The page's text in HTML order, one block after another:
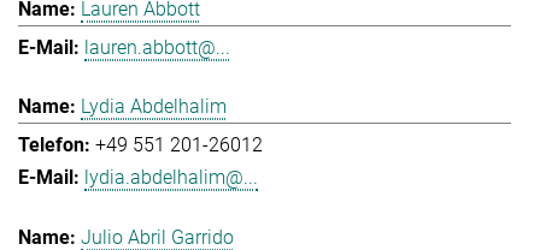
Lauren Abbott
lauren.abbott@...
Lydia Abdelhalim
+49 551 201-26012
lydia.abdelhalim@...
Julio Abril Garrido